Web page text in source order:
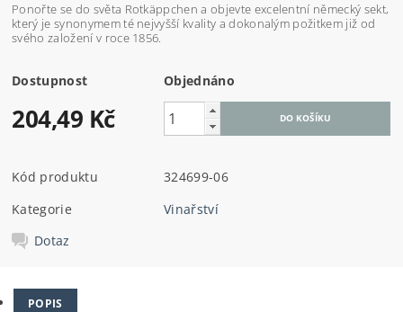
Ponořte se do světa Rotkäppchen a objevte excelentní německý sekt,
který je synonymem té nejvyšší kvality a dokonalým požitkem již od
svého založení v roce 1856.
Dostupnost Objednáno
204,49 Kč
Kód produktu
324699-06
Kategorie
Vinařství
Dotaz
POPIS